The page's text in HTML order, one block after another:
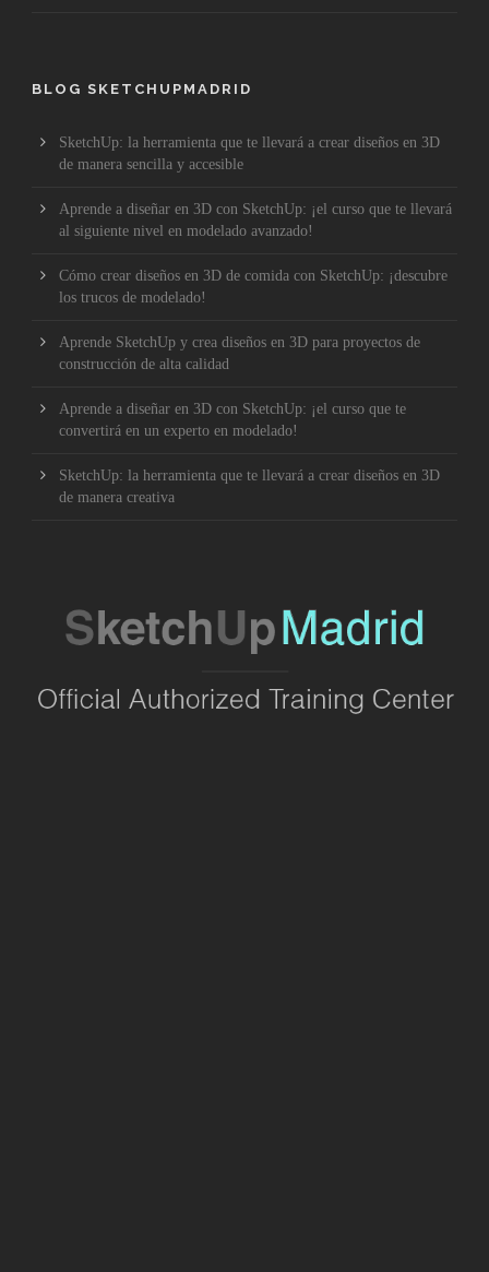
BLOG SKETCHUPMADRID
SketchUp: la herramienta que te llevará a crear diseños en 3D
de manera sencilla y accesible
Aprende a diseñar en 3D con SketchUp: ¡el curso que te llevará
al siguiente nivel en modelado avanzado!
Cómo crear diseños en 3D de comida con SketchUp: ¡descubre
los trucos de modelado!
Aprende SketchUp y crea diseños en 3D para proyectos de
construcción de alta calidad
Aprende a diseñar en 3D con SketchUp: ¡el curso que te
convertirá en un experto en modelado!
SketchUp: la herramienta que te llevará a crear diseños en 3D
de manera creativa